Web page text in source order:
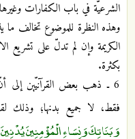
الشرعيّة في باب الكفارات
وهذه النظرة للموضوع تخالف ما
الكريمة وإن لم تدلّ على
بكثرة.
6 ـ ذهب بعض القرآنيّين إلى
فقط، لا جميع بدنها؛ وذلك
وَبَنَاتِكَ وَنِسَاءِ الْمُؤْمِنِينَ